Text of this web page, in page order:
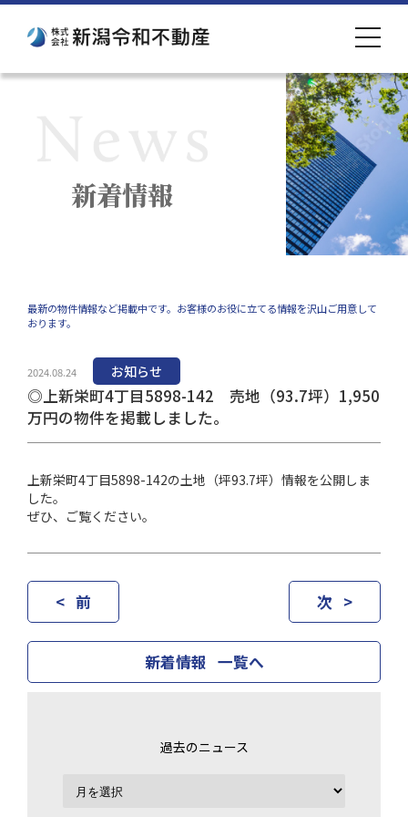
toggle
新着情報
最新の物件情報など掲載中です。お客様のお役に立てる情報を沢山ご用意して
おります。
2024.08.24 お知らせ
◎上新栄町4丁目5898-142 売地（93.7坪）1,950
万円の物件を掲載しました。
上新栄町4丁目5898-142の土地（坪93.7坪）情報を公開しま
した。
ぜひ、ご覧ください。
< 前 次 >
新着情報 一覧へ
過去のニュース